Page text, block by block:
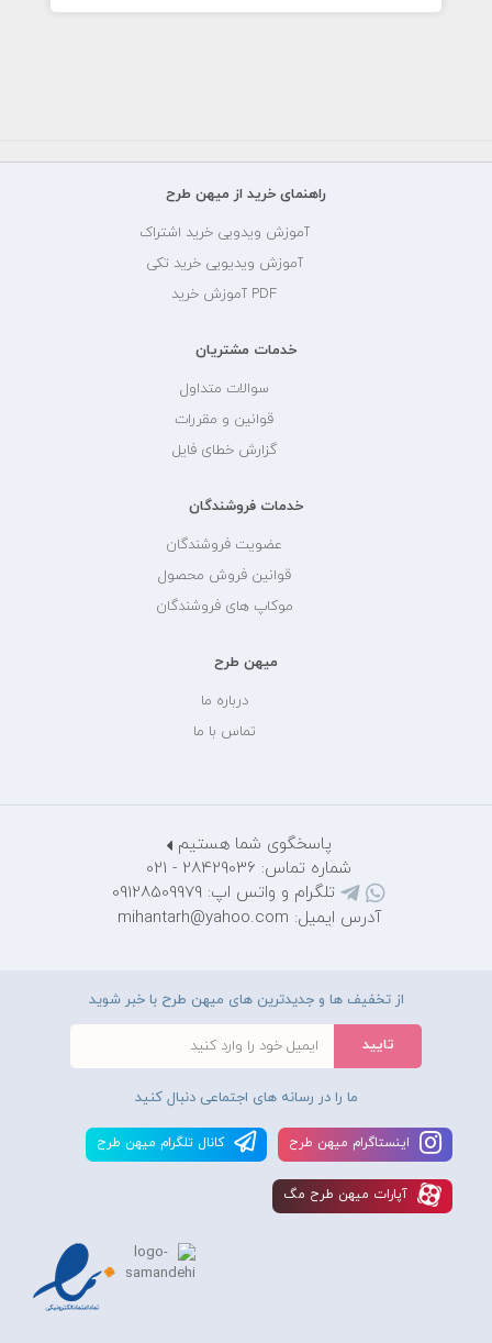
راهنمای خرید از میهن طرح
آموزش ویدویی خرید اشتراک
آموزش ویدیویی خرید تکی
PDF آموزش خرید
خدمات مشتریان
سوالات متداول
قوانین و مقررات
گزارش خطای فایل
خدمات فروشندگان
عضویت فروشندگان
قوانین فروش محصول
موکاپ های فروشندگان
میهن طرح
درباره ما
تماس با ما
پاسخگوی شما هستیم
شماره تماس: 28429036 - 021
تلگرام و واتس اپ: 09128509979
آدرس ایمیل: mihantarh@yahoo.com
از تخفیف ها و جدیدترین های میهن طرح با خبر شوید
ما را در رسانه های اجتماعی دنبال کنید
اينستاگرام ميهن طرح کانال تلگرام ميهن طرح
آپارات ميهن طرح مگ